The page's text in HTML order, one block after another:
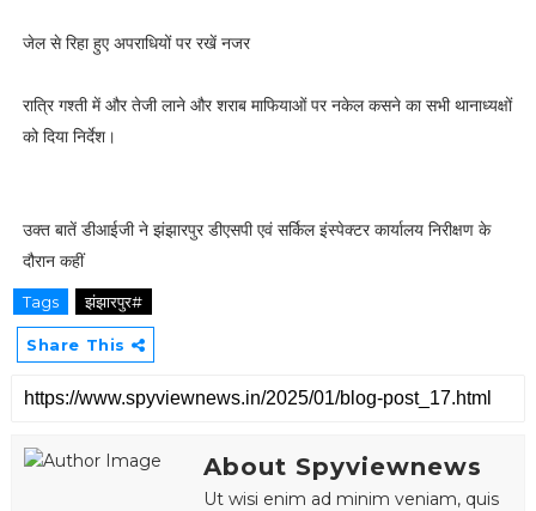
जेल से रिहा हुए अपराधियों पर रखें नजर
रात्रि गश्ती में और तेजी लाने और शराब माफियाओं पर नकेल कसने का सभी थानाध्यक्षों
को दिया निर्देश।
उक्त बातें डीआईजी ने झंझारपुर डीएसपी एवं सर्किल इंस्पेक्टर कार्यालय निरीक्षण के
दौरान कहीं
Tags झंझारपुर#
Share This
About Spyviewnews
Ut wisi enim ad minim veniam, quis